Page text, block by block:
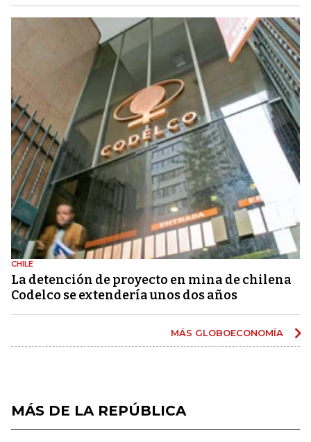
CHILE
La detención de proyecto en mina de chilena
Codelco se extendería unos dos años
MÁS GLOBOECONOMÍA
MÁS DE LA REPÚBLICA